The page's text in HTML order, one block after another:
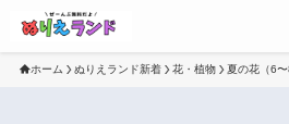
ホーム ぬりえランド新着 花・植物 夏の花（6〜